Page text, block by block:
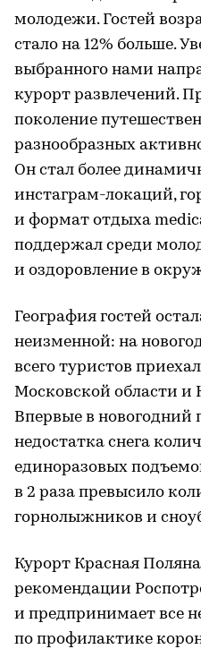
молодежи. Гостей
стало на 12% больше.
выбранного нами
курорт развлечений.
поколение
разнообразных
Он стал более
инстаграм-локаций,
и формат отдыха
поддержал среди
и оздоровление в
География гостей
неизменной: на
всего туристов
Московской области и
Впервые в новогодний
недостатка снега
единоразовых
в 2 раза превысило
горнолыжников и
Курорт Красная
рекомендации
и предпринимает все
по профилактике